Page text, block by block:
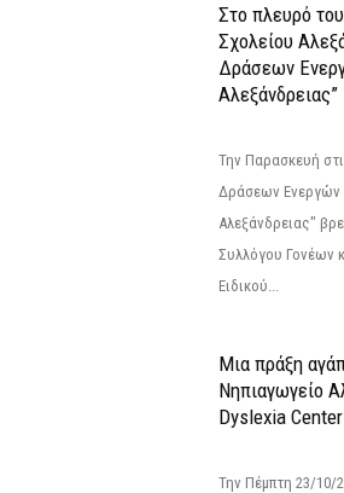
Στο πλευρό
Σχολείου
Δράσεων
Αλεξάνδρειας”
Την Παρασκευή
Δράσεων Ενεργών
Αλεξάνδρειας"
Συλλόγου Γονέων
Ειδικού...
Μια πράξη
Νηπιαγωγείο
Dyslexia
Την Πέμπτη 23/